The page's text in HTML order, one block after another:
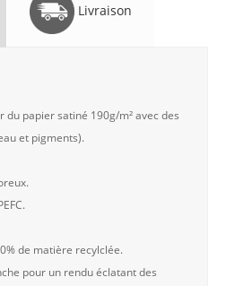
Livraison
papier satiné 190g/m² avec des
et pigments).
de matière recylclée.
pour un rendu éclatant des